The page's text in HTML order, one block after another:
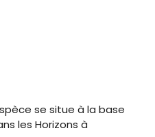
se situe à la base
les Horizons à